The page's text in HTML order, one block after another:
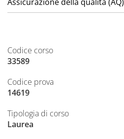
Codice corso
33589
Codice prova
14619
Tipologia di corso
Laurea